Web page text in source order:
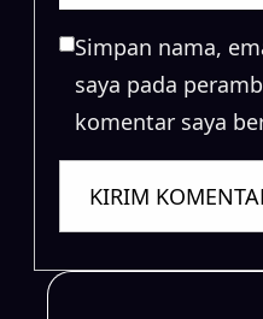
Simpan nama,
saya pada
komentar saya